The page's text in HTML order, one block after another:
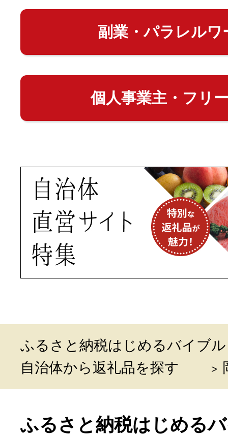
副業・パラレルワ
個人事業主・フリ
ふるさと納税はじめるバイブル
自治体から返礼品を探す
ふるさと納税はじめる